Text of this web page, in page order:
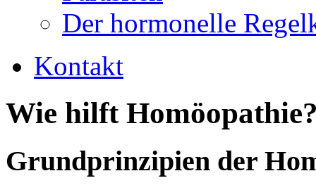
Der hormonelle
Kontakt
Wie hilft
Grundprinzipien der